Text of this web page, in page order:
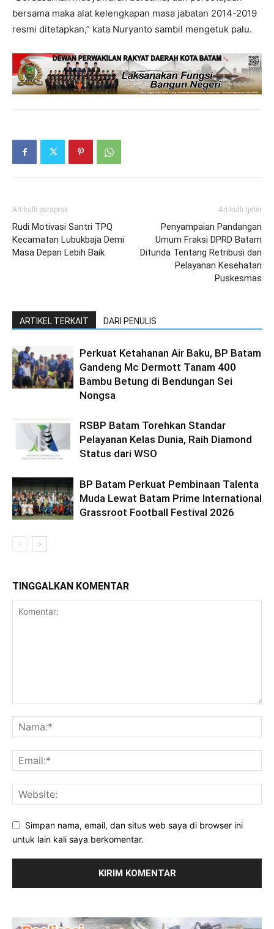
bersama maka alat kelengkapan masa jabatan 2014-2019
resmi ditetapkan,” kata Nuryanto sambil mengetuk palu.
Artikulli paraprak
Rudi Motivasi Santri TPQ
Kecamatan Lubukbaja Demi
Masa Depan Lebih Baik
Artikulli tjetër
Penyampaian Pandangan
Umum Fraksi DPRD Batam
Ditunda Tentang Retribusi dan
Pelayanan Kesehatan
Puskesmas
ARTIKEL TERKAIT DARI PENULIS
Perkuat Ketahanan Air Baku, BP Batam
Gandeng Mc Dermott Tanam 400
Bambu Betung di Bendungan Sei
Nongsa
RSBP Batam Torehkan Standar
Pelayanan Kelas Dunia, Raih Diamond
Status dari WSO
BP Batam Perkuat Pembinaan Talenta
Muda Lewat Batam Prime International
Grassroot Football Festival 2026
TINGGALKAN KOMENTAR
Simpan nama, email, dan situs web saya di browser ini
untuk lain kali saya berkomentar.